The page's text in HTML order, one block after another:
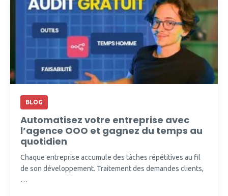
BLOG
Automatisez votre entreprise avec
l’agence OOO et gagnez du temps au
quotidien
Chaque entreprise accumule des tâches répétitives au fil
de son développement. Traitement des demandes clients,
…